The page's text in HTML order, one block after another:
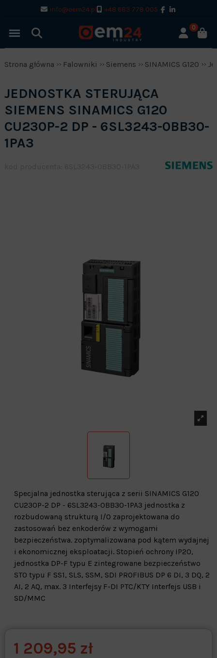
info@oem24.pl +48 683 778 005
0
Strona główna Falowniki Siemens SINAMICS G120
JEDNOSTKA STERUJĄCA
SIEMENS SINAMICS G120
CU230P-2 DP - 6SL3243-0BB30-
1PA3
Specjalna jednostka sterująca z serii SINAMICS G120
CU230P-2 DP - 6SL3243-0BB30-1PA3 jednostka z
rozbudowaną strukturą I/O zaprojektowana do
zastosowań bez enkoderów z wymogami
bezpieczeństwa. zoptymalizowana pod kątem wydajnej
i ekonomicznej eksploatacji. Stopień ochrony IP20,
jednostka DP-F typu E zintegrowane bezpieczeństwo
STO typu F SS1, SLS, SSM, SDI PROFIBUS DP 6 DI, 3 DQ, 2
AI, 2 AQ, max. 3 Interfejsy F-DI PTC/KTY Interfejs USB i
SD/MMC
Warehouse
1 209,95 zł